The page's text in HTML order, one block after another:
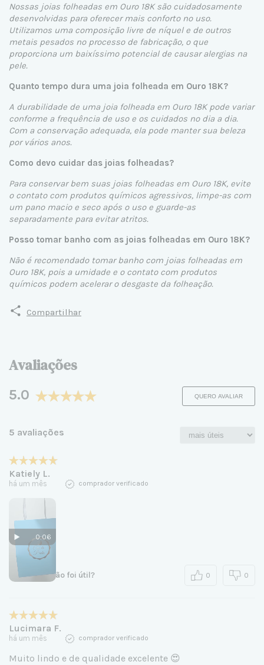
Nossas joias folheadas em Ouro 18K são cuidadosamente
desenvolvidas para oferecer mais conforto no uso.
Utilizamos uma composição livre de níquel e de outros
metais pesados no processo de fabricação, o que
proporciona um baixíssimo potencial de causar alergias na
pele.
Quanto tempo dura uma joia folheada em Ouro 18K?
A durabilidade de uma joia folheada em Ouro 18K pode variar
conforme a frequência de uso e os cuidados no dia a dia.
Com a conservação adequada, ela pode manter sua beleza
por vários anos.
Como devo cuidar das joias folheadas?
Para conservar bem suas joias folheadas em Ouro 18K, evite
o contato com produtos químicos agressivos, limpe-as com
um pano macio e seco após o uso e guarde-as
separadamente para evitar atritos.
Posso tomar banho com as joias folheadas em Ouro 18K?
Não é recomendado tomar banho com joias folheadas em
Ouro 18K, pois a umidade e o contato com produtos
químicos podem acelerar o desgaste da folheação.
Compartilhar
Avaliações
5.0 QUERO AVALIAR
5 avaliações
Katiely L.
há um mês comprador verificado
0:06
esta avaliação foi útil? 0 0
Lucimara F.
há um mês comprador verificado
Muito lindo e de qualidade excelente 😍